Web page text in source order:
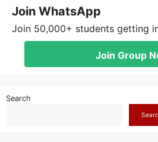
Join WhatsApp
Join 50,000+ students getting
Join Group
Search